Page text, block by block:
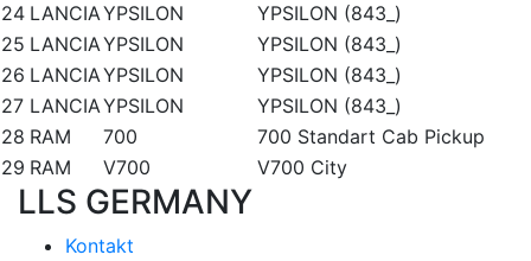
24 LANCIAYPSILON
YPSILON (843_)
25 LANCIAYPSILON
YPSILON (843_)
26 LANCIAYPSILON
YPSILON (843_)
27 LANCIAYPSILON
YPSILON (843_)
28 RAM 700
700 Standart Cab Pickup
29 RAM V700 V700 City
LLS GERMANY
Kontakt